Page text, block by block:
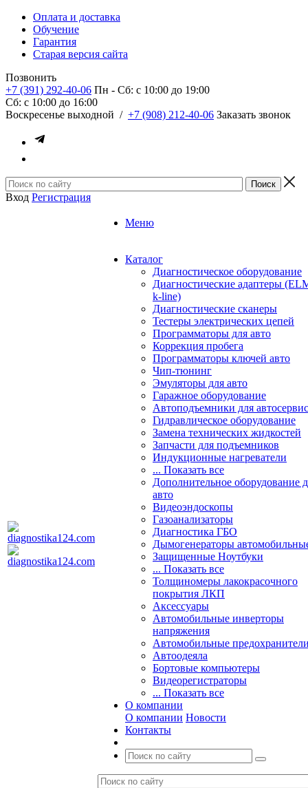
Оплата и доставка
Обучение
Гарантия
Старая версия сайта
Позвонить
+7 (391) 292-40-06 Пн - Сб: c 10:00 до 19:00
Сб: c 10:00 до 16:00
​Воскресенье выходной / +7 (908) 212-40-06 Заказать звонок
Вход Регистрация
Меню
Каталог
Диагностическое оборудование
Диагностические адаптеры
k-line)
Диагностические сканеры
Тестеры электрических цепей
Программаторы для авто
Коррекция пробега
Программаторы ключей авто
Чип-тюнинг
Эмуляторы для авто
Гаражное оборудование
Автоподъемники для
Гидравлическое оборудование
Замена технических жидкостей
Запчасти для подъемников
Индукционные нагреватели
... Показать все
Дополнительное оборудование
авто
Видеоэндоскопы
Газоанализаторы
Диагностика ГБО
Дымогенераторы
Защищенные Ноутбуки
... Показать все
Толщиномеры лакокрасочного
покрытия ЛКП
Аксессуары
Автомобильные инверторы
напряжения
Автомобильные
Автоодеяла
Бортовые компьютеры
Видеорегистраторы
... Показать все
О компании
О компании Новости
Контакты